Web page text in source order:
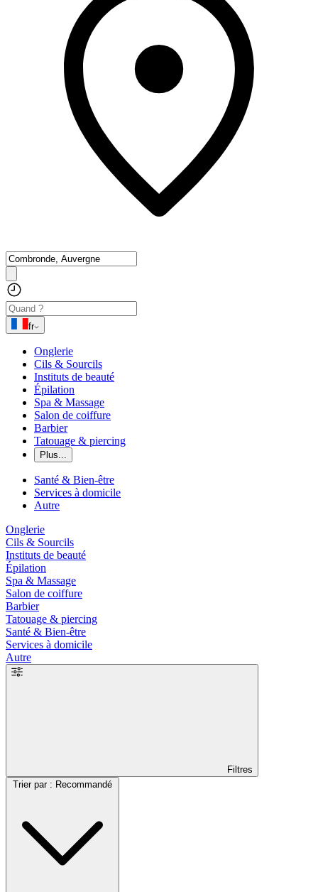
fr
Onglerie
Cils & Sourcils
Instituts de beauté
Épilation
Spa & Massage
Salon de coiffure
Barbier
Tatouage & piercing
Plus...
Santé & Bien-être
Services à domicile
Autre
Onglerie
Cils & Sourcils
Instituts de beauté
Épilation
Spa & Massage
Salon de coiffure
Barbier
Tatouage & piercing
Santé & Bien-être
Services à domicile
Autre
Filtres